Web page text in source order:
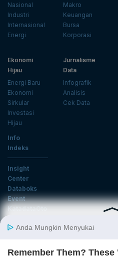
Nasional
Industri
Internasional
Energi
Makro
Keuangan
Bursa
Korporasi
Ekonomi
Hijau
Energi Baru
Ekonomi
Sirkular
Investasi
Hijau
Jurnalisme
Data
Infografik
Analisis
Cek Data
Info
Indeks
Insight
Center
Databoks
Event
KatadataOto
Email